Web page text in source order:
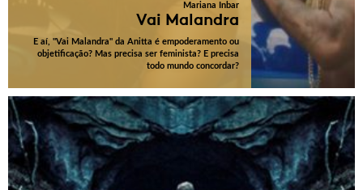
Mariana Inbar
Vai Malandra
E aí, "Vai Malandra" da Anitta é empoderamento ou
objetificação? Mas precisa ser feminista? E precisa
todo mundo concordar?